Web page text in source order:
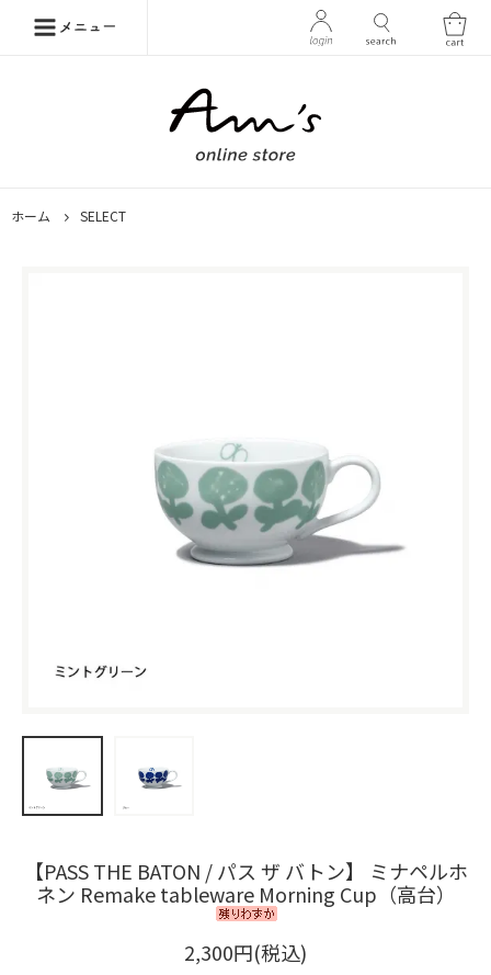
ホーム SELECT
【PASS THE BATON / パス ザ バトン】 ミナペルホ
ネン Remake tableware Morning Cup（高台）
2,300円(税込)